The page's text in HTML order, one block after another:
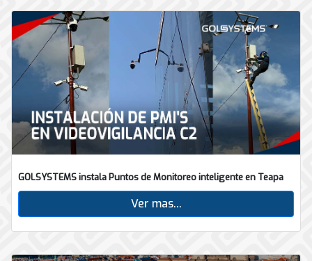
GOLSYSTEMS instala Puntos de Monitoreo inteligente en Teapa
Ver mas...